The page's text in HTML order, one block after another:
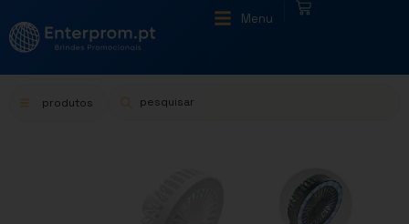
Menu
produtos